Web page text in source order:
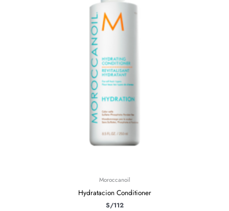
Moroccanoil
Hydratacion Conditioner
S/112